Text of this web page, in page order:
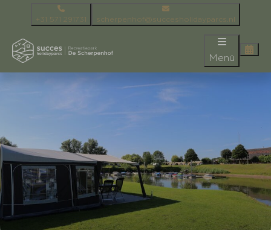
+31 571 291731 scherpenhof@succesholidayparcs.nl
Menü